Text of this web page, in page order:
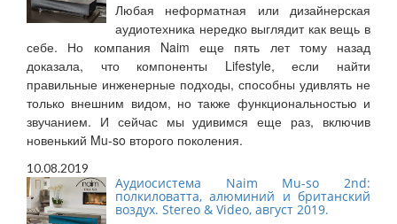
Любая неформатная или дизайнерская
аудиотехника нередко выглядит как вещь в
себе. Но компания Naim еще пять лет тому назад
доказала, что компоненты Lifestyle, если найти
правильные инженерные подходы, способны удивлять не
только внешним видом, но также функциональностью и
звучанием. И сейчас мы удивимся еще раз, включив
новенький Mu-so второго поколения.
10.08.2019
Аудиосистема Naim Mu-so 2nd:
полкиловатта, алюминий и британский
воздух. Stereo & Video, август 2019.